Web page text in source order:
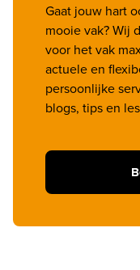
Gaat jouw hart
mooie vak? Wij
voor het vak
actuele en
persoonlijke
blogs, tips en